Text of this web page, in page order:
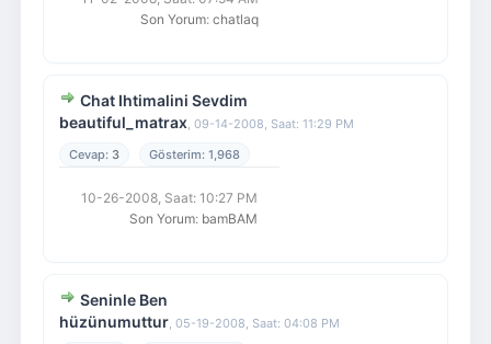
Son Yorum: chatlaq
Chat Ihtimalini Sevdim
beautiful_matrax, 09-14-2008, Saat: 11:29 PM
3
1,968
10-26-2008, Saat: 10:27 PM
Son Yorum: bamBAM
Seninle Ben
hüzünumuttur, 05-19-2008, Saat: 04:08 PM